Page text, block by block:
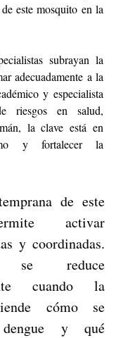
este mosquito en la
subrayan la
adecuadamente a la
y especialista
riesgos en salud,
la clave está en
y fortalecer la
de este
activar
y coordinadas.
reduce
cuando la
cómo se
y qué